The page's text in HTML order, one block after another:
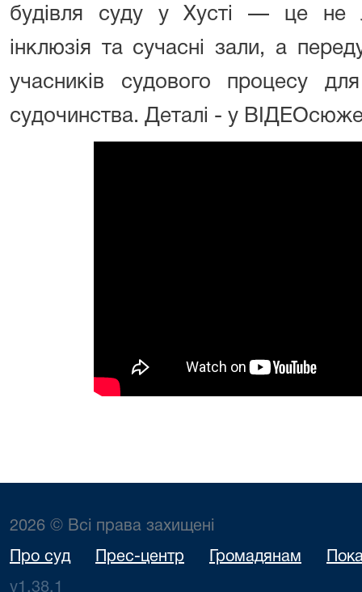
будівля суду у Хусті — це не
інклюзія та сучасні зали, а
учасників судового процесу
судочинства. Деталі - у
2026 © Всі права захищені
Про суд Прес-центр Громадянам
v1.38.1